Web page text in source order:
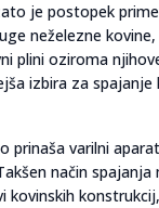
je postopek
neželezne
plini oziroma
izbira za spajanje
prinaša varilni
način spajanja
kovinskih